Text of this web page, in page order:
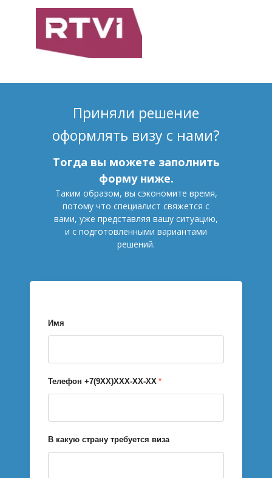
Приняли решение
оформлять визу с нами?
Тогда вы можете заполнить
форму ниже.
Таким образом, вы сэкономите время,
потому что специалист свяжется с
вами, уже представляя вашу ситуацию,
и с подготовленными вариантами
решений.
Имя
Телефон +7(9ХХ)ХХХ-ХХ-ХХ *
В какую страну требуется виза